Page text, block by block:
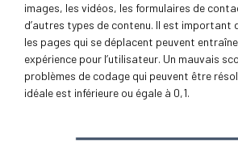
images, les vidéos, les formulaires de
d’autres types de contenu. Il est important
les pages qui se déplacent peuvent
expérience pour l’utilisateur. Un mauvais
problèmes de codage qui peuvent être
idéale est inférieure ou égale à 0,1.